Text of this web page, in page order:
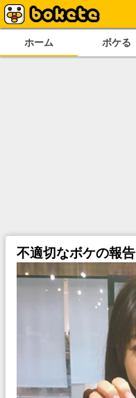
ホーム ボケる
不適切なボケの報告